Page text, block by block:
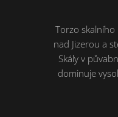
Torzo skalního
nad Jizerou a
Skály v
dominuje